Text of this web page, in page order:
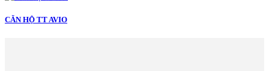
CĂN HỘ TT AVIO